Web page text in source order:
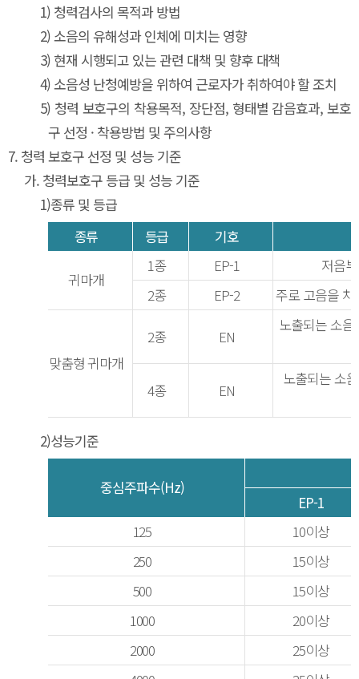
1)청력검사의 목적과 방법
2)소음의 유해성과 인체에 미치는 영향
3)현재 시행되고 있는 관련 대책 및 향후 대책
4)소음성 난청예방을 위하여 근로자가 취하여야 할 조치
5)청력 보호구의 착용목적, 장단점, 형태별 감음효과, 보호
구 선정 · 착용방법 및 주의사항
7.청력 보호구 선정 및 성능 기준
가.청력보호구 등급 및 성능 기준
1)종류 및 등급
종류
등급 기호
귀마개
1종 EP-1
저음
2종
EP-2 주로 고음을
맞춤형 귀마개
2종 EN
노출되는 소
4종 EN
노출되는 소
2)성능기준
중심주파수(Hz)
EP-1
125
10이상
250
15이상
500
15이상
1000
20이상
2000
25이상